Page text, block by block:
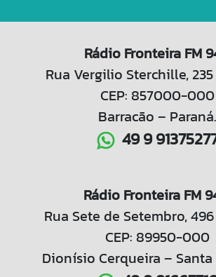
Rádio Fronteira FM
Rua Vergilio Sterchille,
CEP: 857000-000
Barracão – Paraná.
49 9
Rádio Fronteira FM
Rua Sete de Setembro,
CEP: 89950-000
Dionísio Cerqueira –